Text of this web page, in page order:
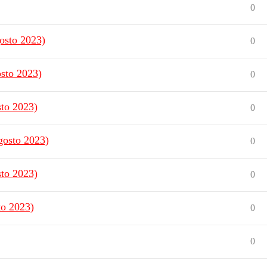
0
2023) 0
2023) 0
2023) 0
2023) 0
2023) 0
2023) 0
0